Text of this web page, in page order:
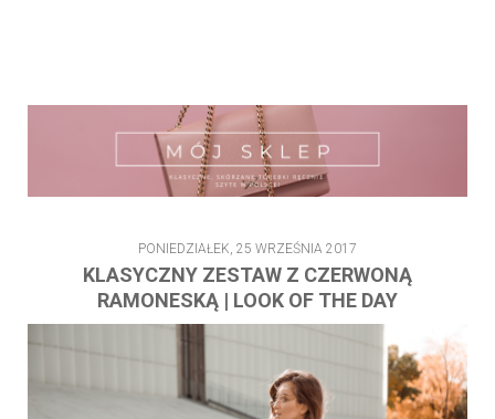
PONIEDZIAŁEK, 25 WRZEŚNIA 2017
KLASYCZNY ZESTAW Z CZERWONĄ
RAMONESKĄ | LOOK OF THE DAY